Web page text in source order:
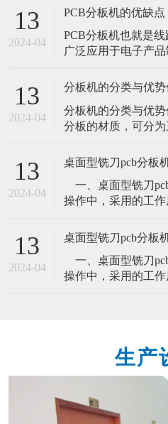
类似的机种进行生产
13
2024-04
PCB分板机的优缺点
PCB分板机也就是
广泛应用于电子产
品品质造成严重影
点如下1、走刀式分
点：只能进行直线
13
2024-04
分板机的分类与优势
分板机的分类与
分板的材质，可分为
板方式，可分为：
型分割机。 分板
提高生产效率、 提
13
2024-04
桌面型铣刀pcb分板
一、桌面型铣刀
操作中，采用的工
板电子元件在切割
大大提高了分板品
板的过程中，都是
况，而祥杰分板机
13
2024-04
桌面型铣刀pcb分板
一、桌面型铣刀
操作中，采用的工
况，而祥杰分板机
就能极好的防止这
生产